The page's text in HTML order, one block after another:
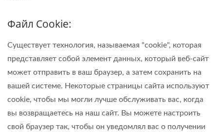
Файл Cookie:
Существует технология, называемая "cookie", которая
представляет собой элемент данных, который веб-сайт
может отправить в ваш браузер, а затем сохранить на
вашей системе. Некоторые страницы сайта используют
cookie, чтобы мы могли лучше обслуживать вас, когда
вы возвращаетесь на наш сайт. Вы можете настроить
свой браузер так, чтобы он уведомлял вас о получении